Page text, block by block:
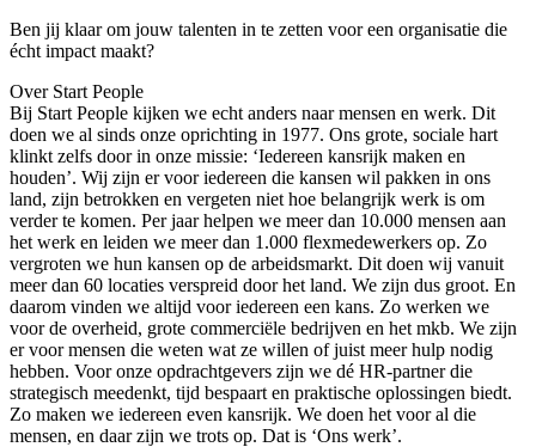
Ben jij klaar om jouw talenten in te zetten voor een organisatie die
écht impact maakt?
Over Start People
Bij Start People kijken we echt anders naar mensen en werk. Dit
doen we al sinds onze oprichting in 1977. Ons grote, sociale hart
klinkt zelfs door in onze missie: ‘Iedereen kansrijk maken en
houden’. Wij zijn er voor iedereen die kansen wil pakken in ons
land, zijn betrokken en vergeten niet hoe belangrijk werk is om
verder te komen. Per jaar helpen we meer dan 10.000 mensen aan
het werk en leiden we meer dan 1.000 flexmedewerkers op. Zo
vergroten we hun kansen op de arbeidsmarkt. Dit doen wij vanuit
meer dan 60 locaties verspreid door het land. We zijn dus groot. En
daarom vinden we altijd voor iedereen een kans. Zo werken we
voor de overheid, grote commerciële bedrijven en het mkb. We zijn
er voor mensen die weten wat ze willen of juist meer hulp nodig
hebben. Voor onze opdrachtgevers zijn we dé HR-partner die
strategisch meedenkt, tijd bespaart en praktische oplossingen biedt.
Zo maken we iedereen even kansrijk. We doen het voor al die
mensen, en daar zijn we trots op. Dat is ‘Ons werk’.